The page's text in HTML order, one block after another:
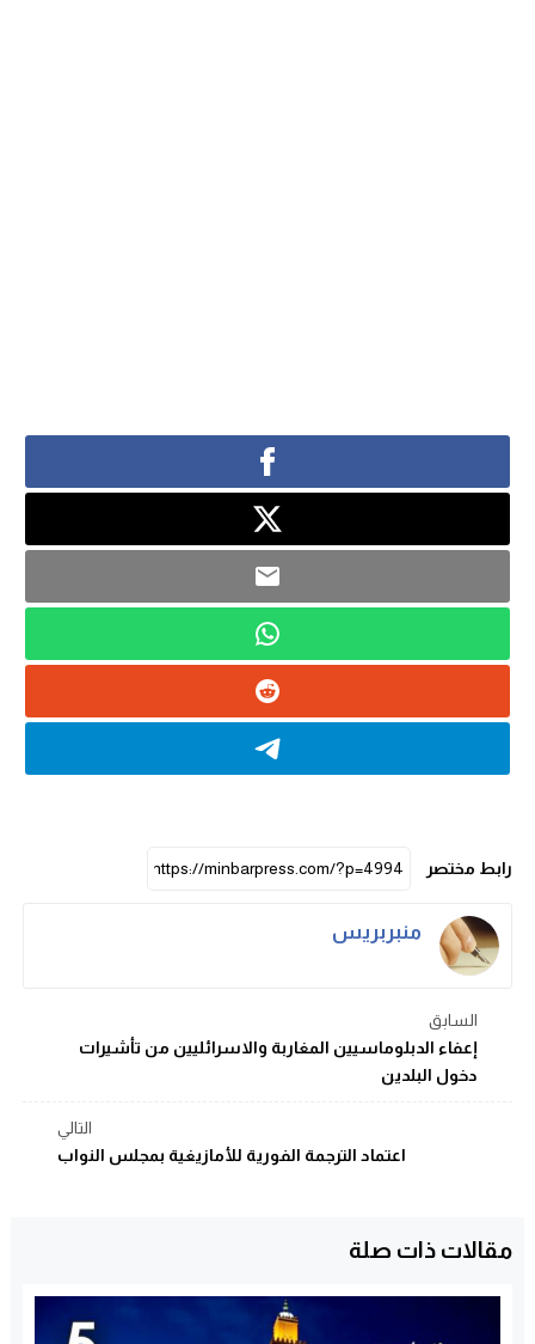
رابط مختصر
منبربريس
السابق
إعفاء الدبلوماسيين المغاربة والاسرائليين من تأشيرات
دخول البلدين
التالي
اعتماد الترجمة الفورية للأمازيغية بمجلس النواب
مقالات ذات صلة